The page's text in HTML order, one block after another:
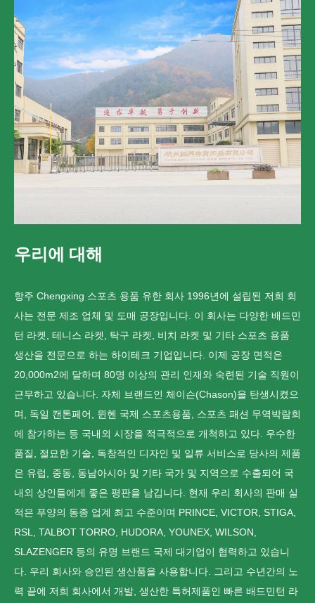
우리에 대해
항주 Chengxing 스포츠 용품 유한 회사 1996년에 설립된 저희 회
사는 전문 제조 업체 및 도매 공장입니다. 이 회사는 다양한 배드민
턴 라켓, 테니스 라켓, 탁구 라켓, 비치 라켓 및 기타 스포츠 용품
생산을 전문으로 하는 하이테크 기업입니다. 이제 공장 면적은
20,000m2에 달하며 80명 이상의 관리 인재와 숙련된 기술 직원이
근무하고 있습니다. 자체 브랜드인 체이슨(Chason)을 탄생시켰으
며, 독일 캔톤페어, 뮌헨 국제 스포츠용품, 스포츠 패션 무역박람회
에 참가하는 등 국내외 시장을 적극적으로 개척하고 있다. 우수한
품질, 절묘한 기술, 독창적인 디자인 및 일류 서비스로 당사의 제품
은 유럽, 중동, 동남아시아 및 기타 국가 및 지역으로 수출되어 국
내외 상인들에게 좋은 평판을 남깁니다. 현재 우리 회사의 판매 실
적은 푸양의 동종 업계 최고 수준이며 PRINCE, VICTOR, STIGA,
RSL, TALBOT TORRO, HUDORA, YOUNEX, WILSON,
SLAZENGER 등의 유명 브랜드 국제 대기업이 협력하고 있습니
다. 우리 회사와 승인된 생산품을 사용합니다. 그리고 수년간의 노
력 끝에 저희 회사에서 개발, 생산한 특허제품인 빠른 배드민턴 라